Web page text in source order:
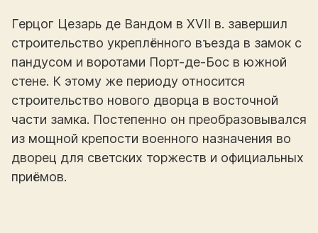
Герцог Цезарь де Вандом в XVII в. завершил
строительство укреплённого въезда в замок с
пандусом и воротами Порт-де-Бос в южной
стене. К этому же периоду относится
строительство нового дворца в восточной
части замка. Постепенно он преобразовывался
из мощной крепости военного назначения во
дворец для светских торжеств и официальных
приёмов.